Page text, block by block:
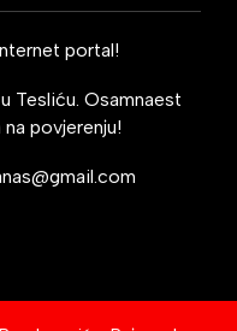
Tesliću. Osamnaest
na povjerenju!